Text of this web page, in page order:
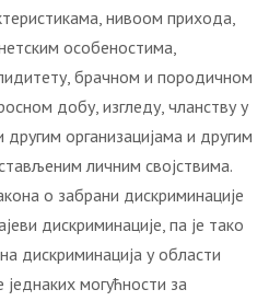
нивоом прихода,
особеностима,
брачном и породичном
добу, изгледу, чланству у
организацијама и другим
личним својствима.
о забрани дискриминације
дискриминације, па је тако
дискриминација у области
могућности за